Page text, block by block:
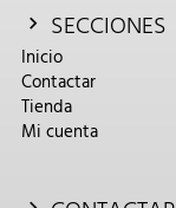
SECCIONES
Inicio
Contactar
Tienda
Mi cuenta